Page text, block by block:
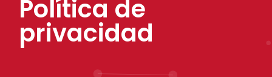
Política de
privacidad